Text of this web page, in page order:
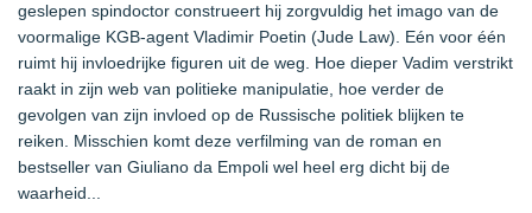
geslepen spindoctor construeert hij zorgvuldig het imago van de
voormalige KGB-agent Vladimir Poetin (Jude Law). Eén voor één
ruimt hij invloedrijke figuren uit de weg. Hoe dieper Vadim verstrikt
raakt in zijn web van politieke manipulatie, hoe verder de
gevolgen van zijn invloed op de Russische politiek blijken te
reiken. Misschien komt deze verfilming van de roman en
bestseller van Giuliano da Empoli wel heel erg dicht bij de
waarheid...